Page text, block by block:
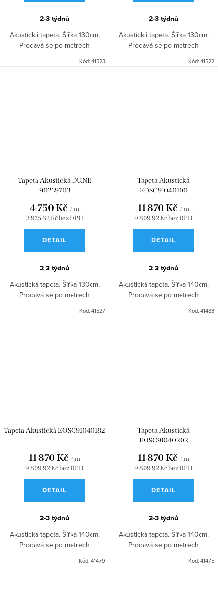
2-3 týdnů
Akustická tapeta. Šířka 130cm.
Prodává se po metrech
Kód: 41523
2-3 týdnů
Akustická tapeta. Šířka 130cm.
Prodává se po metrech
Kód: 41522
Tapeta Akustická DUNE
90239703
3 925,62 Kč bez DPH
4 750 Kč / m
DETAIL
2-3 týdnů
Akustická tapeta. Šířka 130cm.
Prodává se po metrech
Kód: 41527
Tapeta Akustická
EOSC91040100
9 809,92 Kč bez DPH
11 870 Kč / m
DETAIL
2-3 týdnů
Akustická tapeta. Šířka 140cm.
Prodává se po metrech
Kód: 41483
Tapeta Akustická EOSC91040182
9 809,92 Kč bez DPH
11 870 Kč / m
DETAIL
2-3 týdnů
Akustická tapeta. Šířka 140cm.
Prodává se po metrech
Kód: 41479
Tapeta Akustická
EOSC91040202
9 809,92 Kč bez DPH
11 870 Kč / m
DETAIL
2-3 týdnů
Akustická tapeta. Šířka 140cm.
Prodává se po metrech
Kód: 41475